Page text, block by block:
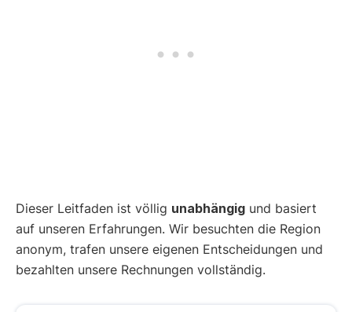
Dieser Leitfaden ist völlig unabhängig und basiert
auf unseren Erfahrungen. Wir besuchten die Region
anonym, trafen unsere eigenen Entscheidungen und
bezahlten unsere Rechnungen vollständig.